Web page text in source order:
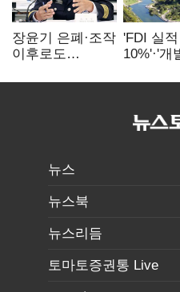
장윤기 은폐·조작
이후로도
내부비위…경찰
'FDI 실적
10%'·'개
인천경
뉴스
뉴스북
뉴스리듬
토마토증권통 Live